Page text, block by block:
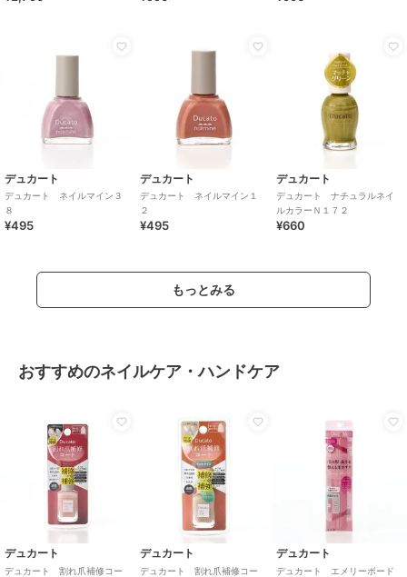
デュカート
デュカート ネイルマイン３
８
¥495
デュカート
デュカート ネイルマイン１
２
¥495
デュカート
デュカート ナチュラルネイ
ルカラーＮ１７２
¥660
もっとみる
おすすめのネイルケア・ハンドケア
デュカート
デュカート 割れ爪補修コー
デュカート
デュカート 割れ爪補修コー
デュカート
デュカート エメリーボード